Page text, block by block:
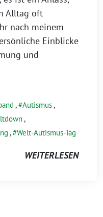
Alltag oft
nach meinem
Einblicke
und
, Autismus,
,
, Welt-Autismus-Tag
WEITERLESEN